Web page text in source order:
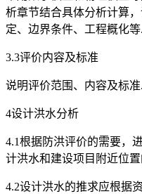
析章节结合具体分析计算
定、边界条件、工程概化等.
3.3评价内容及标准
说明评价范围、内容及标准.
4设计洪水分析
4.1根据防洪评价的需要，
计洪水和建设项目附近位
4.2设计洪水的推求应根据